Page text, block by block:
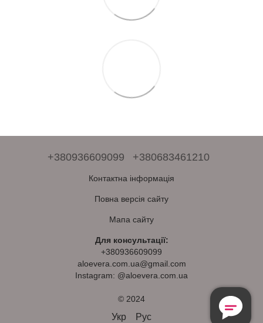
+380936609099 +380683461210
Контактна інформація
Повна версія сайту
Мапа сайту
Для консультації:
+380936609099
aloevera.com.ua@gmail.com
Instagram: @aloevera.com.ua
© 2024
Укр Рус
Безкоштовна
Консультація